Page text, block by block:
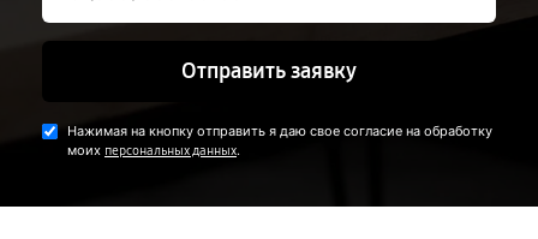
Отправить заявку
Нажимая на кнопку отправить я даю свое согласие на обработку
моих персональных данных.